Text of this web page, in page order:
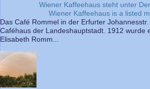
Wiener Kaffeehaus steht unter
Wiener Kaffeehaus is a listed
Das Café Rommel in der Erfurter
Caféhaus der Landeshauptstadt. 1912 wurde
Elisabeth Romm...